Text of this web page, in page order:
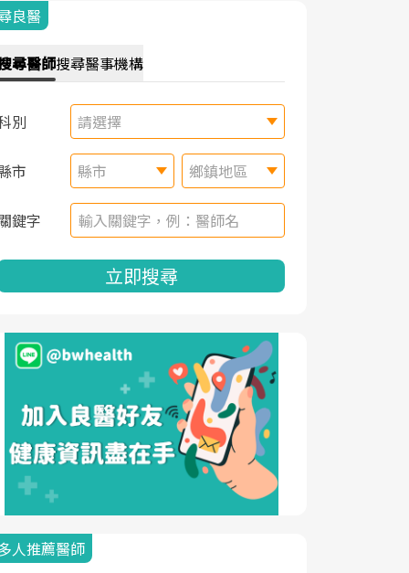
良醫
尋醫師搜尋醫事機構
別 請選擇
市 縣市 鄉鎮地區
鍵字
立即搜尋
人推薦醫師